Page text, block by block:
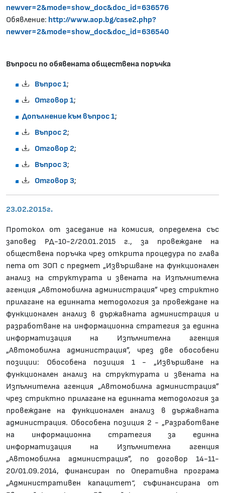
newver=2&mode=show_doc&doc_id=636576
Обявление: http://www.aop.bg/case2.php?
newver=2&mode=show_doc&doc_id=636540
Въпроси по обявената обществена поръчка
Въпрос 1;
Отговор 1;
Допълнение към въпрос 1;
Въпрос 2;
Отговор 2;
Въпрос 3;
Отговор 3;
23.02.2015г.
Протокол от заседание на комисия, определена със
заповед РД-10-2/20.01.2015 г., за провеждане на
обществена поръчка чрез открита процедура по глава
пета от ЗОП с предмет „Извършване на функционален
анализ на структурата и звената на Изпълнителна
агенция „Автомобилна администрация” чрез стриктно
прилагане на единната методология за провеждане на
функционален анализ в държавната администрация и
разработване на информационна стратегия за единна
информатизация на Изпълнителна агенция
„Автомобилна администрация”, чрез две обособени
позиции: Обособена позиция 1 - „Извършване на
функционален анализ на структурата и звената на
Изпълнителна агенция „Автомобилна администрация”
чрез стриктно прилагане на единната методология за
провеждане на функционален анализ в държавната
администрация. Обособена позиция 2 - „Разработване
на информационна стратегия за единна
информатизация на Изпълнителна агенция
„Автомобилна администрация”, по договор 14-11-
20/01.09.2014, финансиран по Оперативна програма
„Административен капацитет“, съфинансирана от